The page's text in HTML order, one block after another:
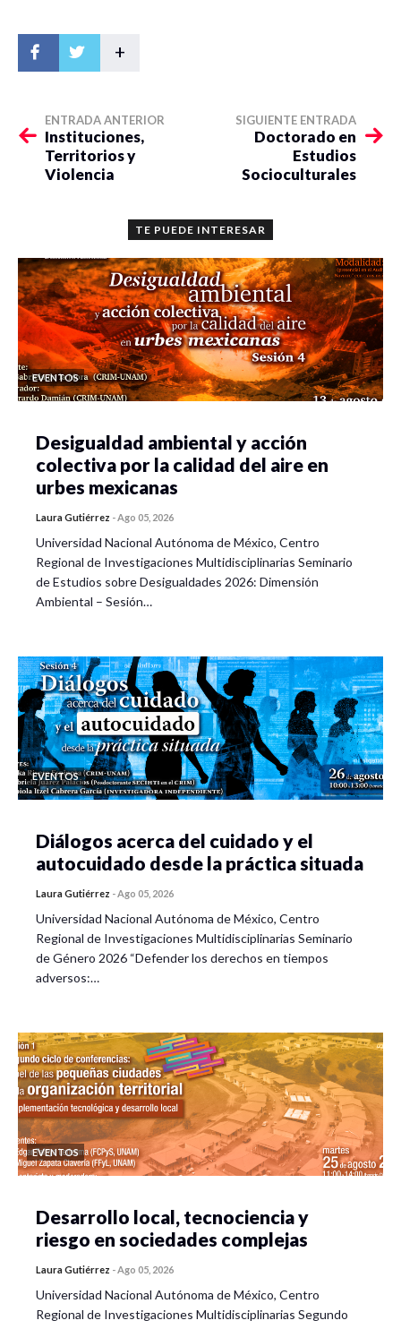
+
ENTRADA ANTERIOR
Instituciones,
Territorios y
Violencia
SIGUIENTE ENTRADA
Doctorado en
Estudios
Socioculturales
TE PUEDE INTERESAR
EVENTOS
Desigualdad ambiental y acción
colectiva por la calidad del aire en
urbes mexicanas
Laura Gutiérrez -Ago 05, 2026
Universidad Nacional Autónoma de México, Centro
Regional de Investigaciones Multidisciplinarias Seminario
de Estudios sobre Desigualdades 2026: Dimensión
Ambiental – Sesión…
EVENTOS
Diálogos acerca del cuidado y el
autocuidado desde la práctica situada
Laura Gutiérrez -Ago 05, 2026
Universidad Nacional Autónoma de México, Centro
Regional de Investigaciones Multidisciplinarias Seminario
de Género 2026 “Defender los derechos en tiempos
adversos:…
EVENTOS
Desarrollo local, tecnociencia y
riesgo en sociedades complejas
Laura Gutiérrez -Ago 05, 2026
Universidad Nacional Autónoma de México, Centro
Regional de Investigaciones Multidisciplinarias Segundo